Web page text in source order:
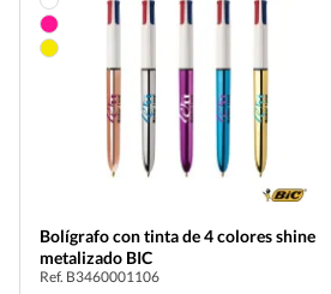
Bolígrafo con tinta de 4 colores shine
metalizado BIC
Ref. B3460001106